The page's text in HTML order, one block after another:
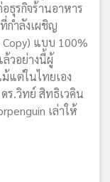
ธุรกิจร้านอาหาร
กำลังเผชิญ
แบบ 100%
วอย่างนี้ผู้
แต่ในไทยเอง
ร.วิทย์ สิทธิเวคิน
เล่าให้